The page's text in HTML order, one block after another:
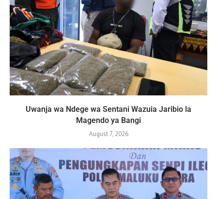
Uwanja wa Ndege wa Sentani Wazuia Jaribio la
Magendo ya Bangi
August 7, 2026